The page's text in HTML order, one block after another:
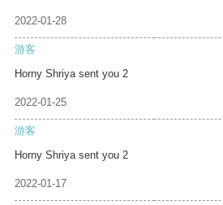
2022-01-28
游客
Horny Shriya sent you 2
2022-01-25
游客
Horny Shriya sent you 2
2022-01-17